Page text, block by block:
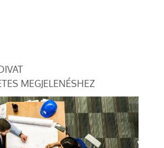
MEGJELENÉSHEZ